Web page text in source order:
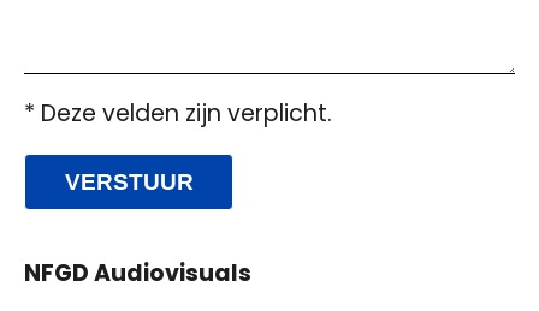
* Deze velden zijn verplicht.
VERSTUUR
NFGD Audiovisuals